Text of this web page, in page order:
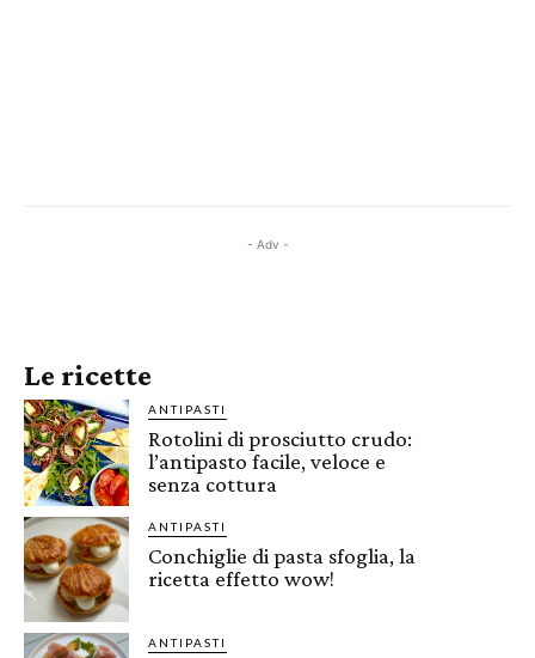
- Adv -
Le ricette
ANTIPASTI
Rotolini di prosciutto crudo:
l’antipasto facile, veloce e
senza cottura
ANTIPASTI
Conchiglie di pasta sfoglia, la
ricetta effetto wow!
ANTIPASTI